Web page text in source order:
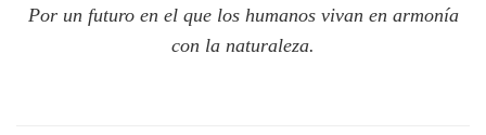
Por un futuro en el que los humanos vivan en armonía
con la naturaleza.